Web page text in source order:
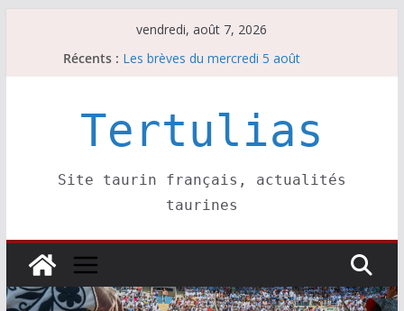
vendredi, août 7, 2026
Récents : Les brèves du mercredi 5 août
Escalafón 2026 – novilleros –
Les brèves du jeudi 6 août
Tertulias
Site taurin français, actualités
taurines